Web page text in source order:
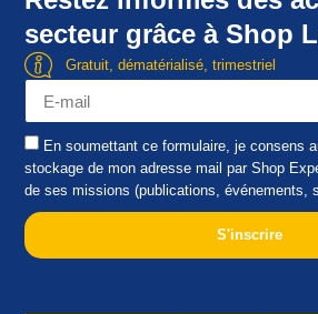
secteur grâce à Shop
Gratuit, dématérialisé, trimestriel
En soumettant ce formulaire, je consens
stockage de mon adresse mail par Shop
de ses missions (publications, événements,
S'inscrire